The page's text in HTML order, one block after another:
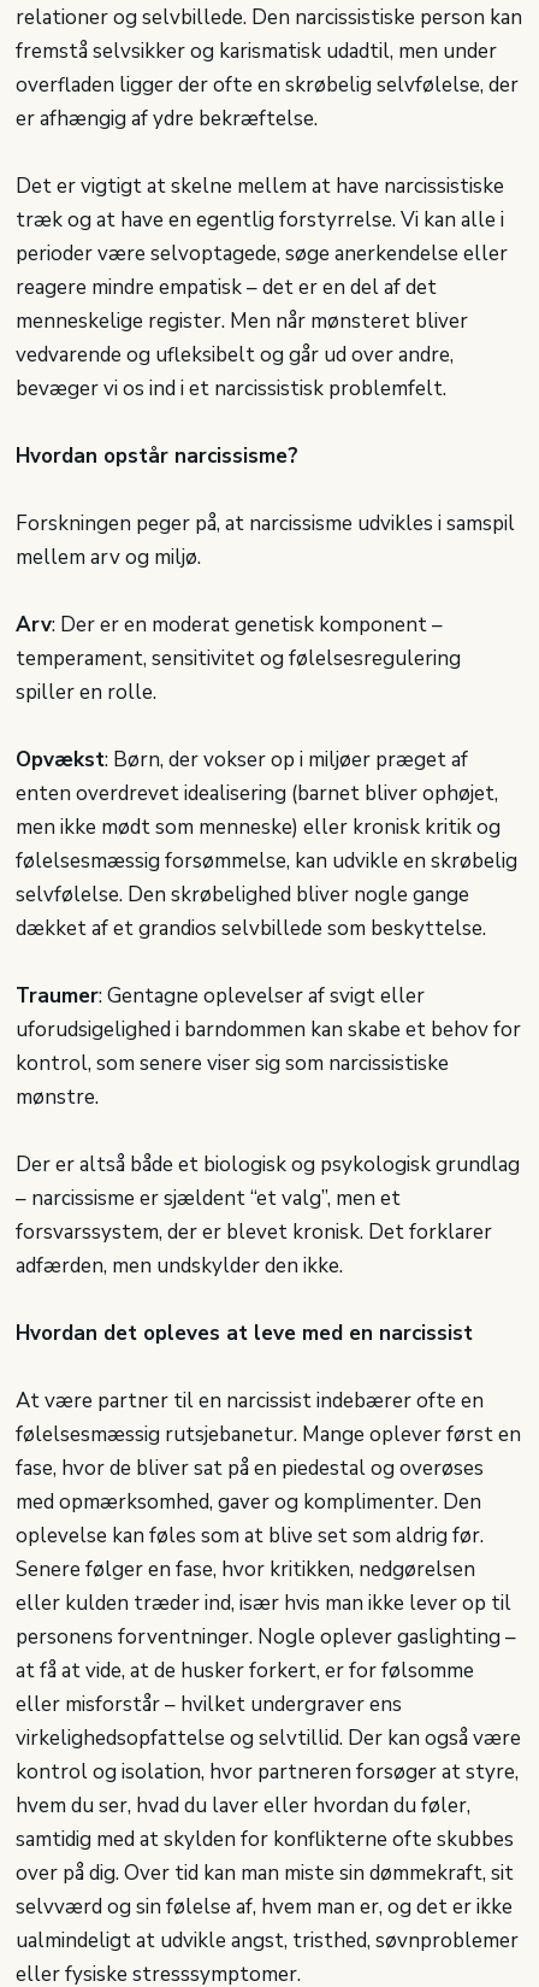
relationer og selvbillede. Den narcissistiske person kan
fremstå selvsikker og karismatisk udadtil, men under
overfladen ligger der ofte en skrøbelig selvfølelse, der
er afhængig af ydre bekræftelse.
Det er vigtigt at skelne mellem at have narcissistiske
træk og at have en egentlig forstyrrelse. Vi kan alle i
perioder være selvoptagede, søge anerkendelse eller
reagere mindre empatisk – det er en del af det
menneskelige register. Men når mønsteret bliver
vedvarende og ufleksibelt og går ud over andre,
bevæger vi os ind i et narcissistisk problemfelt.
Hvordan opstår narcissisme?
Forskningen peger på, at narcissisme udvikles i samspil
mellem arv og miljø.
Arv: Der er en moderat genetisk komponent –
temperament, sensitivitet og følelsesregulering
spiller en rolle.
Opvækst: Børn, der vokser op i miljøer præget af
enten overdrevet idealisering (barnet bliver ophøjet,
men ikke mødt som menneske) eller kronisk kritik og
følelsesmæssig forsømmelse, kan udvikle en skrøbelig
selvfølelse. Den skrøbelighed bliver nogle gange
dækket af et grandios selvbillede som beskyttelse.
Traumer: Gentagne oplevelser af svigt eller
uforudsigelighed i barndommen kan skabe et behov for
kontrol, som senere viser sig som narcissistiske
mønstre.
Der er altså både et biologisk og psykologisk grundlag
– narcissisme er sjældent “et valg”, men et
forsvarssystem, der er blevet kronisk. Det forklarer
adfærden, men undskylder den ikke.
Hvordan det opleves at leve med en narcissist
At være partner til en narcissist indebærer ofte en
følelsesmæssig rutsjebanetur. Mange oplever først en
fase, hvor de bliver sat på en piedestal og overøses
med opmærksomhed, gaver og komplimenter. Den
oplevelse kan føles som at blive set som aldrig før.
Senere følger en fase, hvor kritikken, nedgørelsen
eller kulden træder ind, især hvis man ikke lever op til
personens forventninger. Nogle oplever gaslighting –
at få at vide, at de husker forkert, er for følsomme
eller misforstår – hvilket undergraver ens
virkelighedsopfattelse og selvtillid. Der kan også være
kontrol og isolation, hvor partneren forsøger at styre,
hvem du ser, hvad du laver eller hvordan du føler,
samtidig med at skylden for konflikterne ofte skubbes
over på dig. Over tid kan man miste sin dømmekraft, sit
selvværd og sin følelse af, hvem man er, og det er ikke
ualmindeligt at udvikle angst, tristhed, søvnproblemer
eller fysiske stresssymptomer.